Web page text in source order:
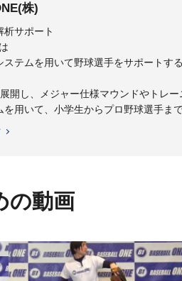
株)
析サポート
テムを用いて野球選手をサポートす
開し、メジャー仕様マウンドやトレー
用いて、小学生からプロ野球選手ま
の動画